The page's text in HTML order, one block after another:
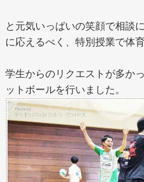
と元気いっぱいの笑顔で相談
に応えるべく、特別授業で体
学生からのリクエストが多か
ットボールを行いました。